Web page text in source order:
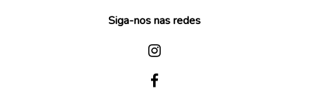
Siga-nos nas redes